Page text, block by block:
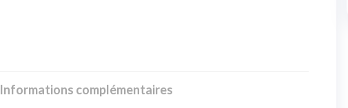
Informations complémentaires